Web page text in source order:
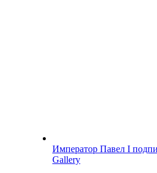
Император Павел I
Gallery